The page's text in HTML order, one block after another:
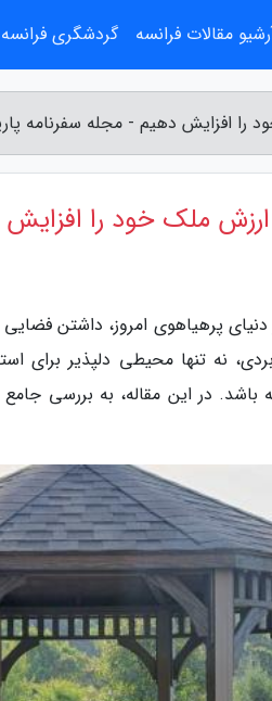
را افزایش دهیم - مجله سفرنامه
ملک خود را
پرهیاهوی امروز، داشتن
نه تنها محیطی دلپذیر برای
در این مقاله، به بررسی
مقالات فرانسه گردشگری فرانسه